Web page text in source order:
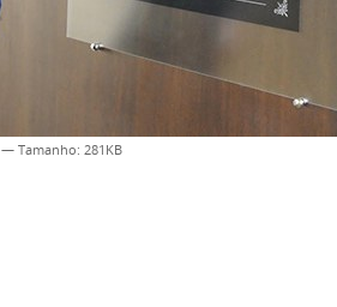
—Tamanho: 281KB